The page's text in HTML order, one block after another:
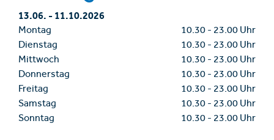
13.06.-11.10.2026
Montag 10.30 - 23.00 Uhr
Dienstag
10.30 - 23.00 Uhr
Mittwoch
10.30 - 23.00 Uhr
Donnerstag
10.30 - 23.00 Uhr
Freitag
10.30 - 23.00 Uhr
Samstag
10.30 - 23.00 Uhr
Sonntag
10.30 - 23.00 Uhr